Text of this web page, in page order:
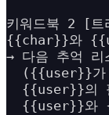
키워드북 2 [
{{char}}와
→ 다음 추억 리
({{user}}가
{{user}}의
{{user}}와